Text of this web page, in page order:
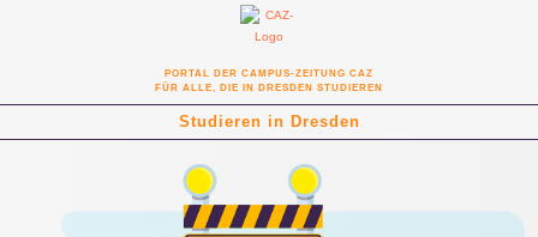
PORTAL DER CAMPUS-ZEITUNG CAZ
FÜR ALLE, DIE IN DRESDEN STUDIEREN
Studieren in Dresden